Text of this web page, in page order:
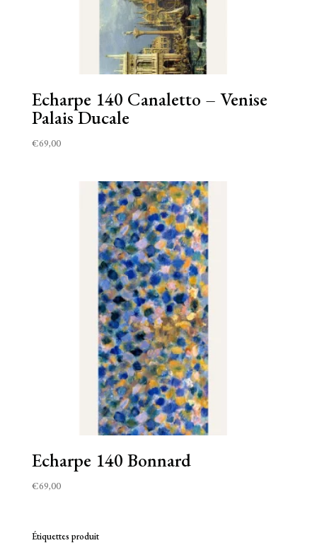
Echarpe 140 Canaletto – Venise
Palais Ducale
€69,00
Echarpe 140 Bonnard
€69,00
Étiquettes produit